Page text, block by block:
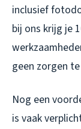
inclusief
bij ons krijg je
geen zorgen
Nog een
is vaak